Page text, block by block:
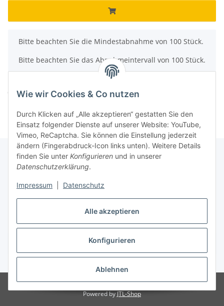
Alle akzeptieren
Konfigurieren
Ablehnen
Wie wir Cookies & Co nutzen
Durch Klicken auf „Alle akzeptieren“ gestatten Sie den
Einsatz folgender Dienste auf unserer Website: YouTube,
Vimeo, ReCaptcha. Sie können die Einstellung jederzeit
ändern (Fingerabdruck-Icon links unten). Weitere Details
finden Sie unter Konfigurieren und in unserer
Datenschutzerklärung.
Impressum Datenschutz
x
Bitte beachten Sie die Mindestabnahme von 100 Stück.
Bitte beachten Sie das Abnahmeintervall von 100 Stück.
Loading... Komponenten werden geladen ...
Gesetzliche Informationen
Vertrag widerrufen
* Alle Preise inkl. gesetzlicher USt., zzgl.Versand
© Easy-Tex.com
Powered byJTL-Shop